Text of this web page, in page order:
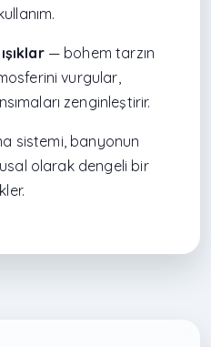
— bohem tarzın
vurgular,
zenginleştirir.
sistemi, banyonun
olarak dengeli bir